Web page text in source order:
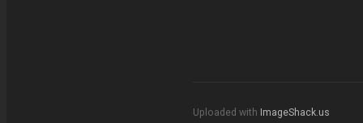
Uploaded with ImageShack.us